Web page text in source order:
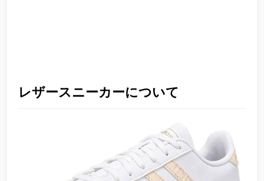
レザースニーカーについて